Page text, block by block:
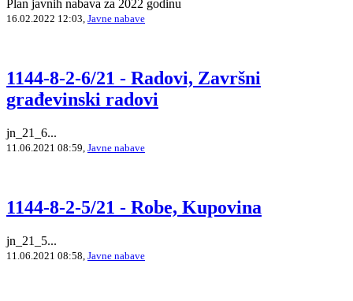
Plan javnih nabava za 2022 godinu
16.02.2022 12:03, Javne nabave
1144-8-2-6/21 - Radovi, Završni
građevinski radovi
jn_21_6...
11.06.2021 08:59, Javne nabave
1144-8-2-5/21 - Robe, Kupovina
jn_21_5...
11.06.2021 08:58, Javne nabave